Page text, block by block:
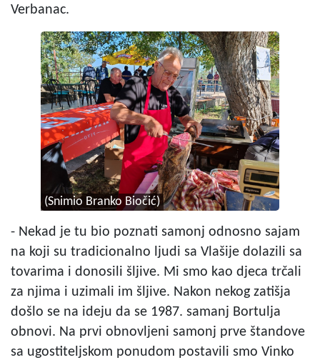
Verbanac.
(Snimio Branko Biočić)
- Nekad je tu bio poznati samonj odnosno sajam
na koji su tradicionalno ljudi sa Vlašije dolazili sa
tovarima i donosili šljive. Mi smo kao djeca trčali
za njima i uzimali im šljive. Nakon nekog zatišja
došlo se na ideju da se 1987. samanj Bortulja
obnovi. Na prvi obnovljeni samonj prve štandove
sa ugostiteljskom ponudom postavili smo Vinko